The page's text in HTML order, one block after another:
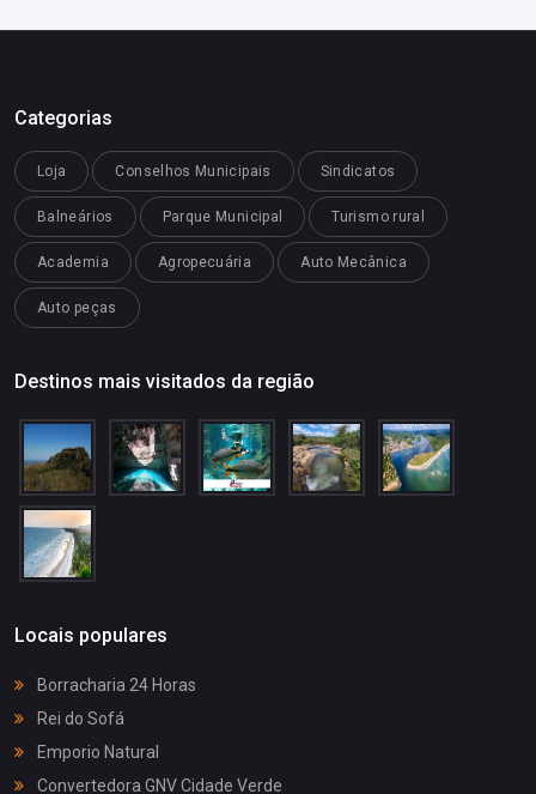
Categorias
Loja Conselhos Municipais Sindicatos
Balneários Parque Municipal Turismo rural
Academia Agropecuária Auto Mecânica
Auto peças
Destinos mais visitados da região
Locais populares
Borracharia 24 Horas
Rei do Sofá
Emporio Natural
Convertedora GNV Cidade Verde